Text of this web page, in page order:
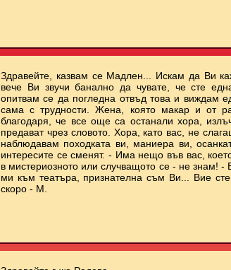
Здравейте, казвам се Мадлен... Искам да Ви
вече Ви звучи банално да чувате, че сте
опитвам се да погледна отвъд това и виждам
сама с трудности. Жена, която макар и от
благодаря, че все още са останали хора,
предават чрез словото. Хора, като вас, не
наблюдавам походката ви, маниера ви,
интересите се сменят. - Има нещо във вас,
в мистериозното или случващото се - не знам! -
ми към театъра, признателна съм Ви... Вие
скоро - М.